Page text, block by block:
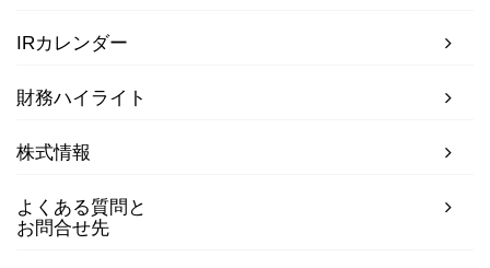
IRカレンダー
財務ハイライト
株式情報
よくある質問と
お問合せ先